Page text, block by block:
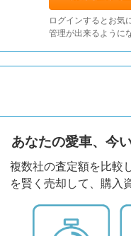
ログインするとお気
管理が出来るように
あなたの愛車、今
複数社の査定額を比較
を賢く売却して、購入